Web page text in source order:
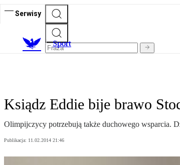
Serwisy
Sport
Ksiądz Eddie bije brawo
Olimpijczycy potrzebują także duchowego wsparcia.
Publikacja: 11.02.2014 21:46